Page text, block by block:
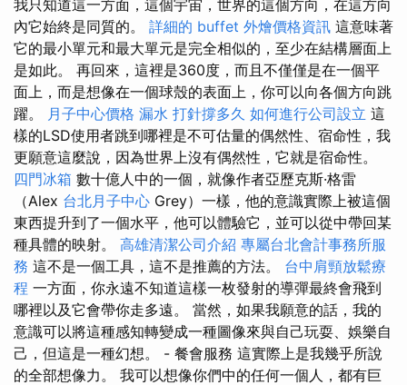
我只知道這一方面，這個宇宙，世界的這個方向，在這方向
內它始終是同質的。 詳細的 buffet 外燴價格資訊 這意味著
它的最小單元和最大單元是完全相似的，至少在結構層面上
是如此。 再回來，這裡是360度，而且不僅僅是在一個平
面上，而是想像在一個球殼的表面上，你可以向各個方向跳
躍。 月子中心價格 漏水 打針撐多久 如何進行公司設立 這
樣的LSD使用者跳到哪裡是不可估量的偶然性、宿命性，我
更願意這麼說，因為世界上沒有偶然性，它就是宿命性。
四門冰箱 數十億人中的一個，就像作者亞歷克斯·格雷
（Alex 台北月子中心 Grey）一樣，他的意識實際上被這個
東西提升到了一個水平，他可以體驗它，並可以從中帶回某
種具體的映射。 高雄清潔公司介紹 專屬台北會計事務所服
務 這不是一個工具，這不是推薦的方法。 台中肩頸放鬆療
程 一方面，你永遠不知道這樣一枚發射的導彈最終會飛到
哪裡以及它會帶你走多遠。 當然，如果我願意的話，我的
意識可以將這種感知轉變成一種圖像來與自己玩耍、娛樂自
己，但這是一種幻想。 - 餐會服務 這實際上是我幾乎所說
的全部想像力。 我可以想像你們中的任何一個人，都有巨